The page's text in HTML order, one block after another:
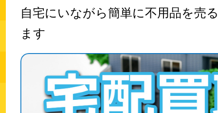
自宅にいながら 簡単に不用品を売
ます